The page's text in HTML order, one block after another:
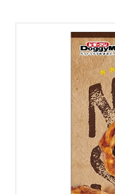
サイトマップ